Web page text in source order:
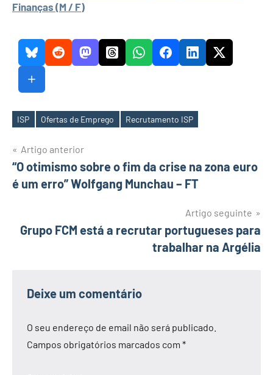
Finanças (M / F)
Etiquetas
ISP Ofertas de Emprego Recrutamento ISP
Navegação
de
Artigo anterior
“O otimismo sobre o fim da crise na zona euro
é um erro” Wolfgang Munchau – FT
Artigo seguinte
Grupo FCM está a recrutar portugueses para
trabalhar na Argélia
Deixe um comentário
O seu endereço de email não será publicado.
Campos obrigatórios marcados com *